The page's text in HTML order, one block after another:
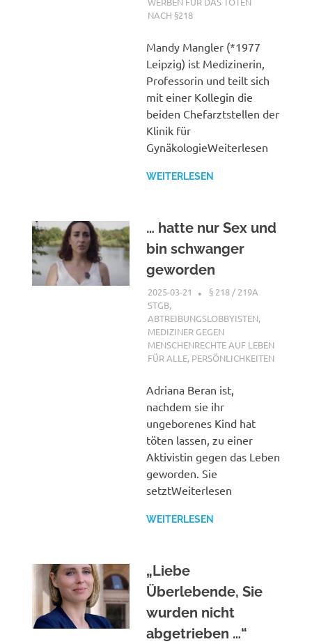
NACH §218
Mandy Mangler (*1977
Leipzig) ist Medizinerin,
Professorin und teilt sich
mit einer Kollegin die
beiden Chefarztstellen der
Klinik für
GynäkologieWeiterlesen
WEITERLESEN
… hatte nur Sex und
bin schwanger
geworden
2025-03-21 XX
§ 218 / 219A
STGB,
ABTREIBUNGSLOBBYISTEN,
MEDIZINER GEGEN
MENSCHENRECHTE AUF LEBEN
FÜR ALLE, PERSÖNLICHKEITEN
Adriana Beran ist,
nachdem sie ihr
ungeborenes Kind hat
töten lassen, zu einer
Aktivistin gegen das Leben
geworden. Sie
setztWeiterlesen
WEITERLESEN
„Liebe
Überlebende, Sie
wurden nicht
abgetrieben …“